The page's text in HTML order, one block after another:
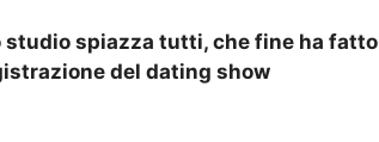
studio spiazza tutti, che fine ha fatto
del dating show